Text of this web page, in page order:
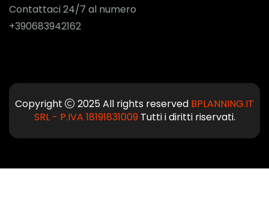
Contattaci 24/7 al numero
+390683942162
Copyright 2025 All rights reserved BPLANNING.IT
SRL - P.IVA 18191831009Tutti i diritti riservati.